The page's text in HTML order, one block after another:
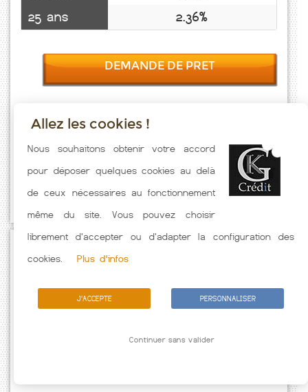
25 ans
2.36%
DEMANDE DE PRET
Taux emprunt actualisés (Esvres) toutes les semaines. Taux Immobilier
pratiqués par nos partenaires bancaires. Meilleur Taux hors
assurance. Taux crédit immobilier indicatif fonction des
caractéristiques de l'emprunteur.
Allez les cookies !
Nous souhaitons obtenir votre accord
pour déposer quelques cookies au delà
de ceux nécessaires au fonctionnement
même du site. Vous pouvez choisir
librement d'accepter ou d'adapter la configuration des
cookies.
Plus d'infos
J'ACCEPTE PERSONNALISER
Continuer sans valider